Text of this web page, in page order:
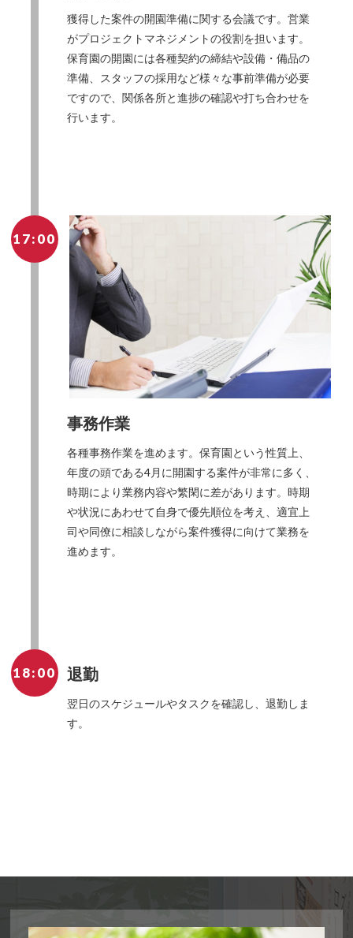
獲得した案件の開園準備に関する会議です。営業
がプロジェクトマネジメントの役割を担います。
保育園の開園には各種契約の締結や設備・備品の
準備、スタッフの採用など様々な事前準備が必要
ですので、関係各所と進捗の確認や打ち合わせを
行います。
事務作業
各種事務作業を進めます。保育園という性質上、
年度の頭である4月に開園する案件が非常に多く、
時期により業務内容や繁閑に差があります。時期
や状況にあわせて自身で優先順位を考え、適宜上
司や同僚に相談しながら案件獲得に向けて業務を
進めます。
17:00
18:00 退勤
翌日のスケジュールやタスクを確認し、退勤しま
す。